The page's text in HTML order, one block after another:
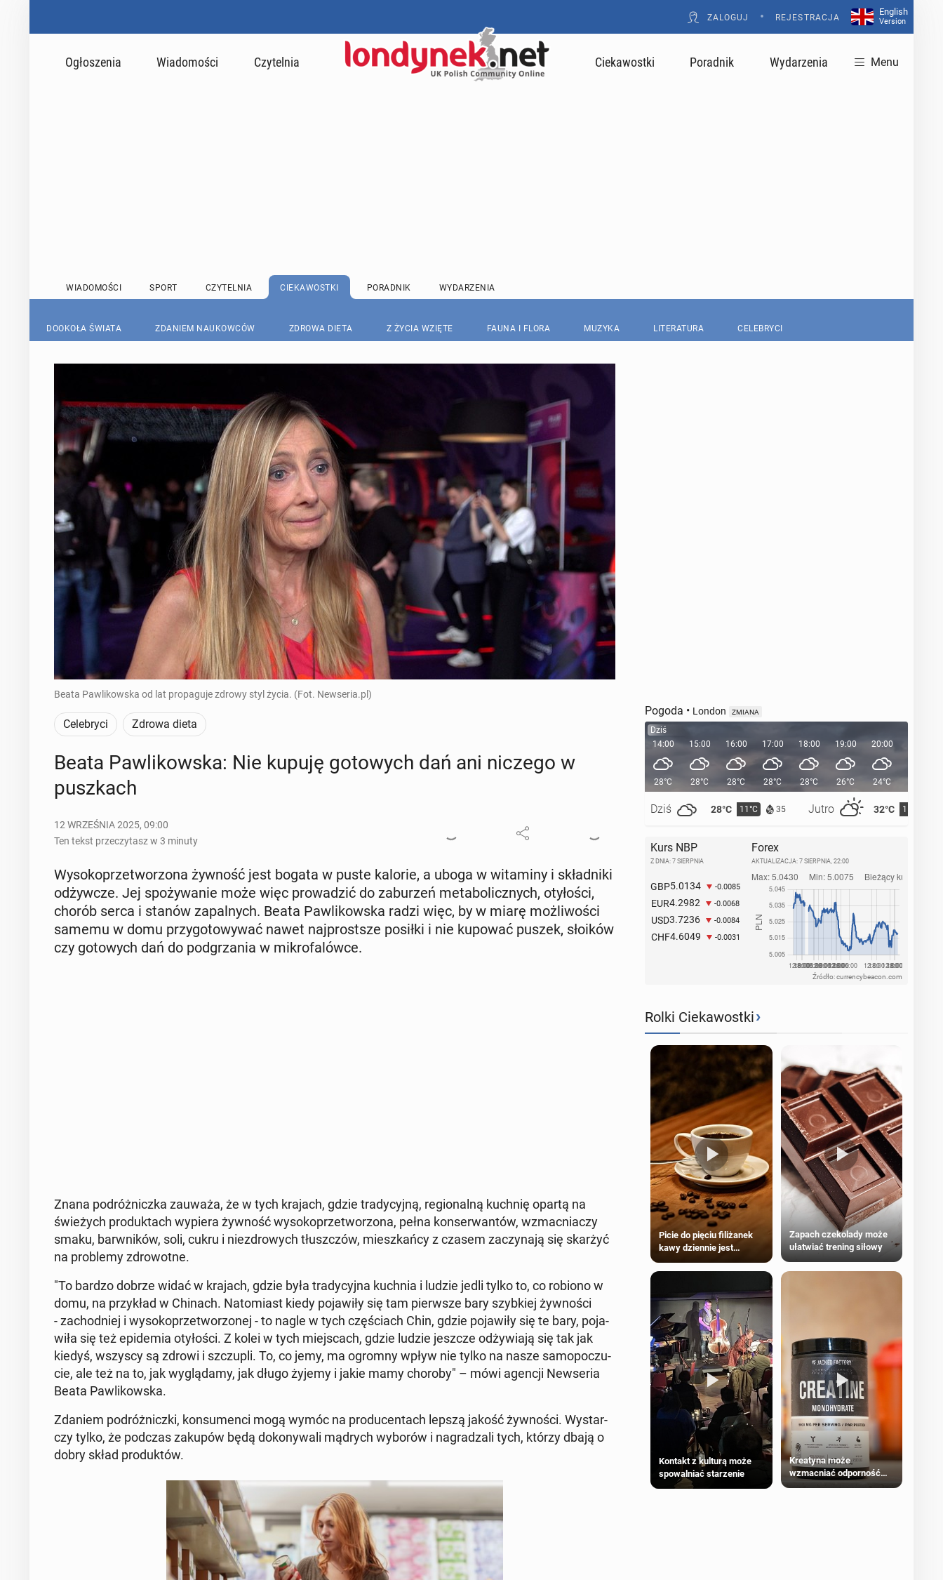
ZALOGUJ • REJESTRACJA
English
Version
Ogłoszenia Wiadomości Czytelnia Ciekawostki Poradnik Wydarzenia Menu
WIADOMOŚCI SPORT CZYTELNIA CIEKAWOSTKI PORADNIK WYDARZENIA
DOOKOŁA ŚWIATA ZDANIEM NAUKOWCÓW ZDROWA DIETA Z ŻYCIA WZIĘTE FAUNA I FLORA MUZYKA LITERATURA CELEBRYCI
Beata Pawlikowska od lat propaguje zdrowy styl życia. (Fot. Newseria.pl)
Celebryci Zdrowa dieta
Beata Paw­li­kow­ska: Nie kupuję go­to­wych dań ani niczego w
pusz­kach
12 WRZEŚNIA 2025, 09:00
Ten tekst przeczytasz w 3 minuty
Wy­so­ko­prze­two­rzo­na żywność jest bogata w puste kalorie, a uboga w wi­ta­mi­ny i skład­ni­ki
od­żyw­cze. Jej spo­ży­wa­nie może więc pro­wa­dzić do za­bu­rzeń me­ta­bo­licz­nych, oty­ło­ści,
chorób serca i stanów za­pal­nych. Beata Paw­li­kow­ska radzi więc, by w miarę moż­li­wo­ści
samemu w domu przy­go­to­wy­wać nawet naj­prost­sze posiłki i nie kupować puszek, słoików
czy go­to­wych dań do pod­grza­nia w mi­kro­fa­lów­ce.
Znana po­dróż­nicz­ka zauważa, że w tych krajach, gdzie tra­dy­cyj­ną, re­gio­nal­ną kuchnię opartą na
świe­żych pro­duk­tach wypiera żywność wy­so­ko­prze­two­rzo­na, pełna kon­ser­wan­tów, wzmac­nia­czy
smaku, barw­ni­ków, soli, cukru i nie­zdro­wych tłusz­czów, miesz­kań­cy z czasem za­czy­na­ją się skarżyć
na pro­ble­my zdro­wot­ne.
"To bardzo dobrze widać w krajach, gdzie była tra­dy­cyj­na kuchnia i ludzie jedli tylko to, co robiono w
domu, na przy­kład w Chinach. Na­to­miast kiedy po­ja­wi­ły się tam pierw­sze bary szyb­kiej żyw­no­ści
- za­chod­niej i wy­so­ko­prze­two­rzo­nej - to nagle w tych czę­ściach Chin, gdzie po­ja­wi­ły się te bary, po­ja­
wi­ła się też epi­de­mia oty­ło­ści. Z kolei w tych miej­scach, gdzie ludzie jeszcze od­ży­wia­ją się tak jak
kiedyś, wszyscy są zdrowi i szczu­pli. To, co jemy, ma ogromny wpływ nie tylko na nasze sa­mo­po­czu­
cie, ale też na to, jak wy­glą­da­my, jak długo żyjemy i jakie mamy choroby" – mówi agencji New­se­ria
Beata Paw­li­kow­ska.
Zdaniem po­dróż­nicz­ki, kon­su­men­ci mogą wymóc na pro­du­cen­tach lepszą jakość żyw­no­ści. Wy­star­
czy tylko, że podczas zakupów będą do­ko­ny­wa­li mądrych wyborów i na­gra­dza­li tych, którzy dbają o
dobry skład pro­duk­tów.
Pogoda • London ZMIANA
Dziś
14:00
28°C
Dziś 28°C 11°C 35 Jutro 32°C 15°C
15:00
28°C
16:00
28°C
17:00
28°C
18:00
28°C
19:00
26°C
20:00
24°C
Kurs NBP
Z DNIA: 7 SIERPNIA
GBP5.0134 -0.0085
EUR4.2982 -0.0068
USD3.7236 -0.0084
CHF4.6049 -0.0031
Forex
AKTUALIZACJA: 7 SIERPNIA, 22:00
Źródło: currencybeacon.com
Rolki Ciekawostki›
Picie do pięciu filiżanek
kawy dziennie jest
większości dorosłych
Zapach czekolady może
ułatwiać trening siłowy
Kontakt z kulturą może
spowalniać starzenie
Kreatyna może
wzmacniać odporność
przeciw nowotworom